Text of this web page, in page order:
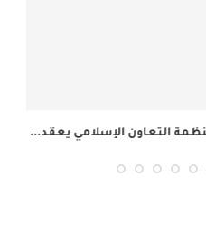
التعاون الإسلامي يعقد...